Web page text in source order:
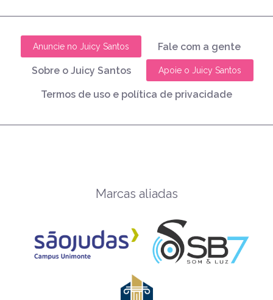
Anuncie no Juicy Santos Fale com a gente
Sobre o Juicy Santos Apoie o Juicy Santos
Termos de uso e política de privacidade
Marcas aliadas